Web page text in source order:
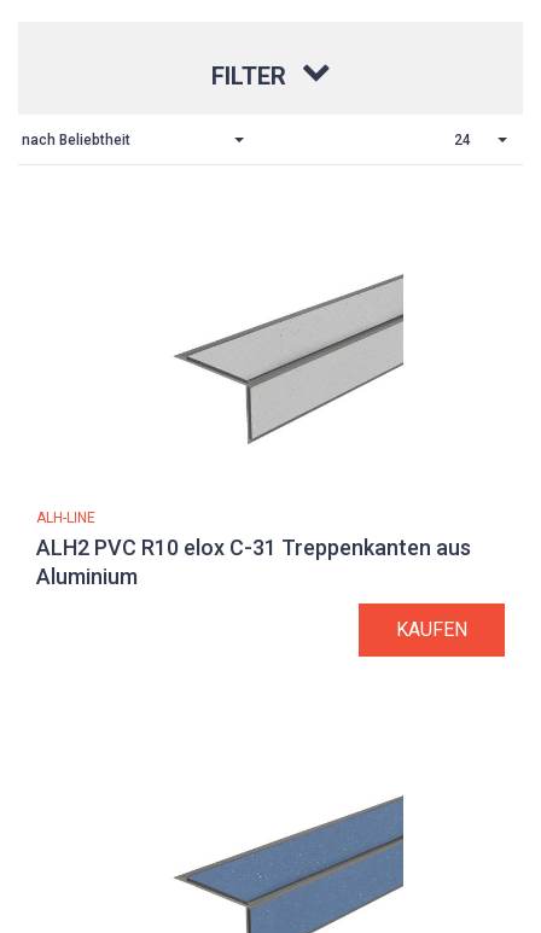
FILTER
nach Beliebtheit 24
ALH-LINE
ALH2 PVC R10 elox C-31 Treppenkanten aus
Aluminium
KAUFEN